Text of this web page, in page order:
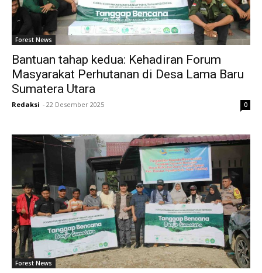
Forest News
Bantuan tahap kedua: Kehadiran Forum
Masyarakat Perhutanan di Desa Lama Baru
Sumatera Utara
Redaksi - 22 Desember 2025 0
Forest News